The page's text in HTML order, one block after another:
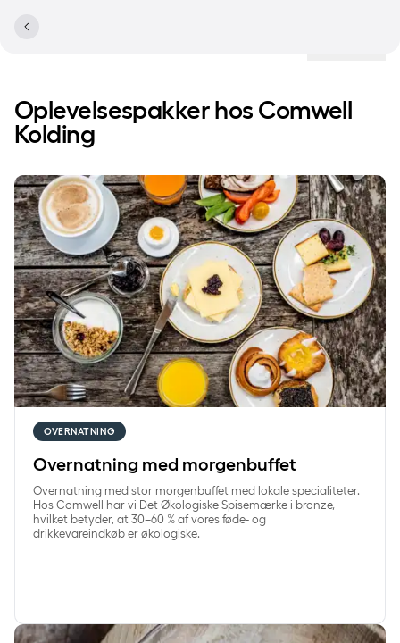
Oplevelsespakker hos Comwell
Kolding
Overnatning med morgenbuffet
OVERNATNING
Overnatning med morgenbuffet
Overnatning med stor morgenbuffet med lokale specialiteter.
Hos Comwell har vi Det Økologiske Spisemærke i bronze,
hvilket betyder, at 30–60 % af vores føde- og
drikkevareindkøb er økologiske.
Ophold med 2-retters middag